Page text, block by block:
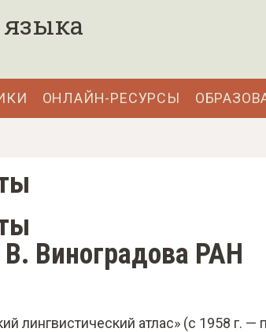
языка
ОНЛАЙН-РЕСУРСЫ
Виноградова РАН
лингвистический атлас» (с 1958 г. —